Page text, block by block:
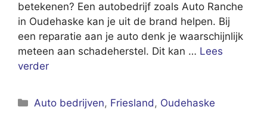
betekenen? Een autobedrijf zoals Auto Ranche
in Oudehaske kan je uit de brand helpen. Bij
een reparatie aan je auto denk je waarschijnlijk
meteen aan schadeherstel. Dit kan … Lees
verder
Categorieën
Auto bedrijven, Friesland, Oudehaske